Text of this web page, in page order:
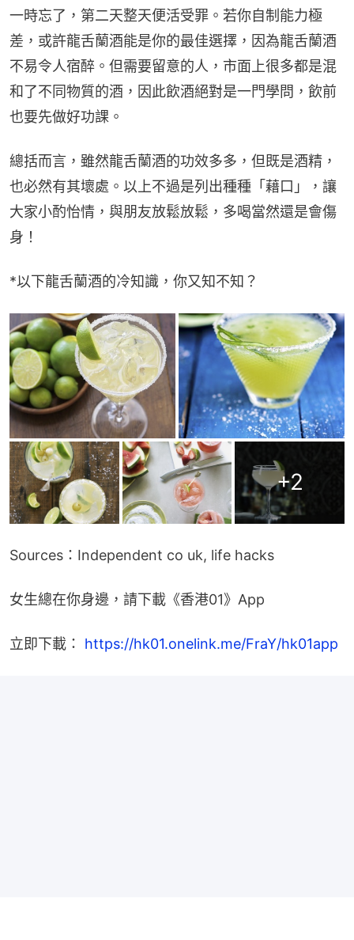
一時忘了，第二天整天便活受罪。若你自制能力極
差，或許龍舌蘭酒能是你的最佳選擇，因為龍舌蘭酒
不易令人宿醉。但需要留意的人，市面上很多都是混
和了不同物質的酒，因此飲酒絕對是一門學問，飲前
也要先做好功課。
總括而言，雖然龍舌蘭酒的功效多多，但既是酒精，
也必然有其壞處。以上不過是列出種種「藉口」，讓
大家小酌怡情，與朋友放鬆放鬆，多喝當然還是會傷
身！
*以下龍舌蘭酒的冷知識，你又知不知？
+2
Sources：Independent co uk, life hacks
女生總在你身邊，請下載《香港01》App
立即下載： https://hk01.onelink.me/FraY/hk01app